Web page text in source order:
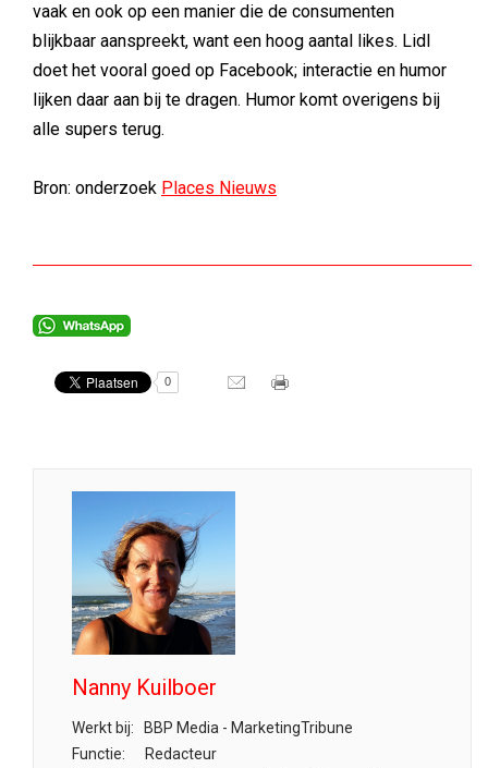
vaak en ook op een manier die de consumenten
blijkbaar aanspreekt, want een hoog aantal likes. Lidl
doet het vooral goed op Facebook; interactie en humor
lijken daar aan bij te dragen. Humor komt overigens bij
alle supers terug.
Bron: onderzoek Places Nieuws
0
Nanny Kuilboer
Werkt bij:
BBP Media - MarketingTribune
Functie:
Redacteur